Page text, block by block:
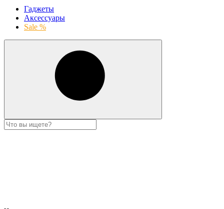
Гаджеты
Аксессуары
Sale %